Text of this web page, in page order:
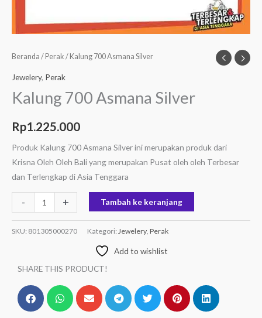
Beranda / Perak / Kalung 700 Asmana Silver
Jewelery, Perak
Kalung 700 Asmana Silver
Rp1.225.000
Produk Kalung 700 Asmana Silver ini merupakan produk dari
Krisna Oleh Oleh Bali yang merupakan Pusat oleh oleh Terbesar
dan Terlengkap di Asia Tenggara
- + Tambah ke keranjang
SKU: 801305000270 Kategori: Jewelery Perak
Add to wishlist
SHARE THIS PRODUCT!